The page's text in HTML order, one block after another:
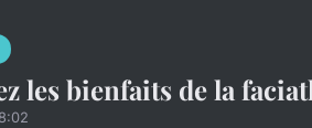
les bienfaits de la